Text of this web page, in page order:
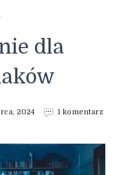
dla
2024 1 komentarz
z